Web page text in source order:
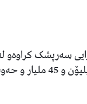
سەرپشک کراوەو